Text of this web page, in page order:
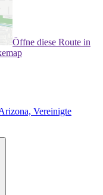
Öffne diese Route in
Vereinigte